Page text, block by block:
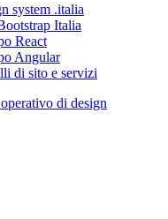
system .italia
Italia
React
Angular
di sito e servizi
di design